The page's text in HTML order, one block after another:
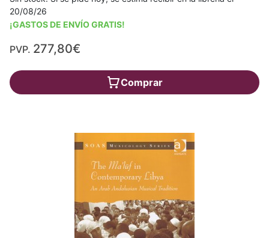
20/08/26
¡GASTOS DE ENVÍO GRATIS!
PVP. 277,80€
Comprar